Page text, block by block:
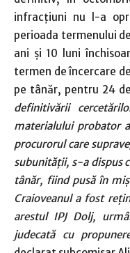
infracţiuni nu l-a
perioada termenului
ani şi 10 luni
termen de încercare
pe tânăr, pentru 24
definitivării
materialului probator
procurorul care
subunităţii, s-a dispus
tânăr, fiind pusă în miş
Craioveanul a fost reţ
arestul IPJ Dolj,
judecată cu